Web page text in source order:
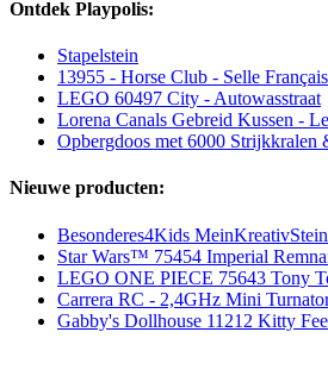
Ontdek Playpolis:
Stapelstein
13955 - Horse Club - Selle
LEGO 60497 City - Autowasstraat
Lorena Canals Gebreid Kussen -
Opbergdoos met 6000 Strijkkralen
Nieuwe producten:
Besonderes4Kids MeinKreativStein
Star Wars™ 75454 Imperial
LEGO ONE PIECE 75643 Tony
Carrera RC - 2,4GHz Mini
Gabby's Dollhouse 11212 Kitty